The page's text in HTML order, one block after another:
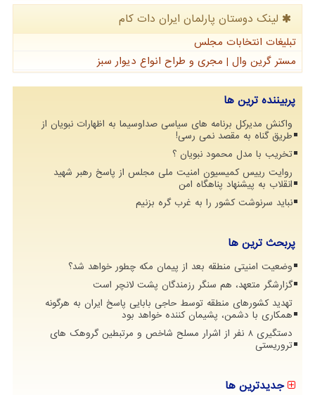
لینک دوستان پارلمان ایران دات كام
تبلیغات انتخابات مجلس
مستر گرین وال | مجری و طراح انواع دیوار سبز
پربیننده ترین ها
واکنش مدیرکل برنامه های سیاسی صداوسیما به اظهارات نبویان از
طریق گناه به مقصد نمی رسی!
تخریب با مدل محمود نبویان ؟
روایت رییس کمیسیون امنیت ملی مجلس از پاسخ رهبر شهید
انقلاب به پیشنهاد پناهگاه امن
نباید سرنوشت کشور را به غرب گره بزنیم
پربحث ترین ها
وضعیت امنیتی منطقه بعد از پیمان مکه چطور خواهد شد؟
گزارشگر متعهد، هم سنگر رزمندگان پشت لانچر است
تهدید کشورهای منطقه توسط حاجی بابایی پاسخ ایران به هرگونه
همکاری با دشمن، پشیمان کننده خواهد بود
دستگیری 8 نفر از اشرار مسلح شاخص و مرتبطین گروهک های
تروریستی
جدیدترین ها